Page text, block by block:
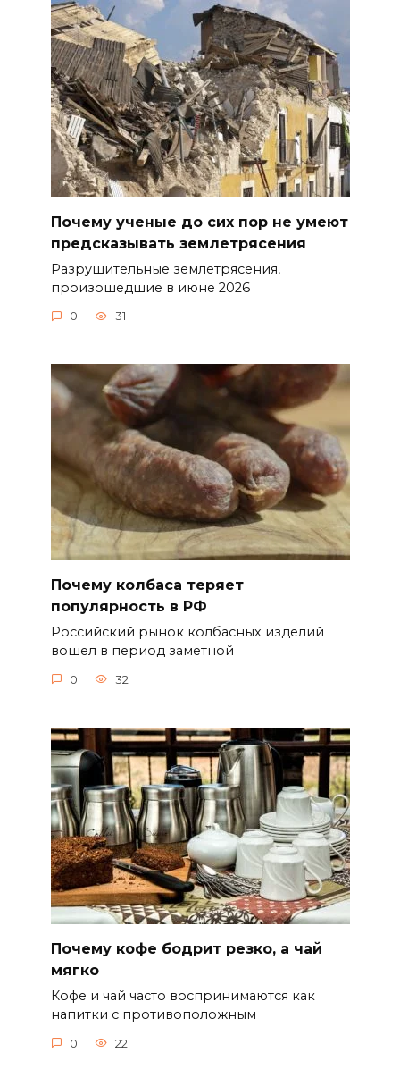
Почему ученые до сих пор не умеют
предсказывать землетрясения
Разрушительные землетрясения,
произошедшие в июне 2026
0 31
Почему колбаса теряет
популярность в РФ
Российский рынок колбасных изделий
вошел в период заметной
0 32
Почему кофе бодрит резко, а чай
мягко
Кофе и чай часто воспринимаются как
напитки с противоположным
0 22